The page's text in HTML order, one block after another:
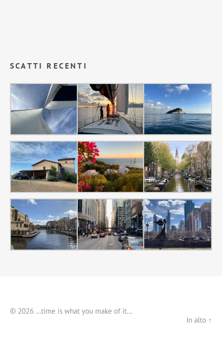
SCATTI RECENTI
© 2026 …time is what you make of it…
In alto ↑